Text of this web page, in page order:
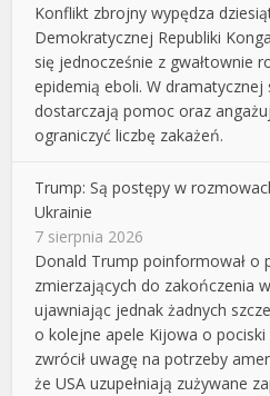
Konflikt zbrojny wypędza
Demokratycznej Republiki
się jednocześnie z gwałtownie
epidemią eboli. W dramatycznej
dostarczają pomoc oraz
ograniczyć liczbę zakażeń.
Trump: Są postępy w
Ukrainie
7 sierpnia 2026
Donald Trump poinformował o
zmierzających do zakończenia
ujawniając jednak żadnych
o kolejne apele Kijowa o
zwrócił uwagę na potrzeby
że USA uzupełniają zużywane